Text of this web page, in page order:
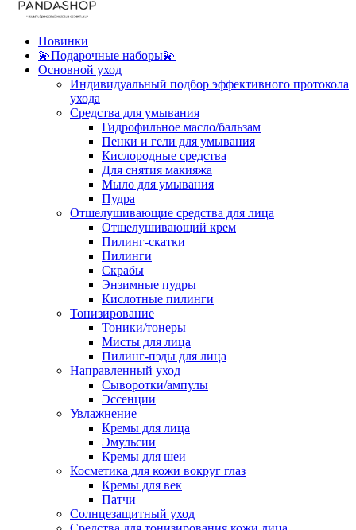
Новинки
💫Подарочные наборы💫
Основной уход
Индивидуальный подбор эффективного протокола
ухода
Средства для умывания
Гидрофильное масло/бальзам
Пенки и гели для умывания
Кислородные средства
Для снятия макияжа
Мыло для умывания
Пудра
Отшелушивающие средства для лица
Отшелушивающий крем
Пилинг-скатки
Пилинги
Скрабы
Энзимные пудры
Кислотные пилинги
Тонизирование
Тоники/тонеры
Мисты для лица
Пилинг-пэды для лица
Направленный уход
Сыворотки/ампулы
Эссенции
Увлажнение
Кремы для лица
Эмульсии
Кремы для шеи
Косметика для кожи вокруг глаз
Кремы для век
Патчи
Солнцезащитный уход